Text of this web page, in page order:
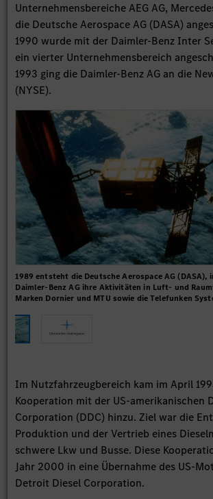
Unternehmensbereiche AEG AG,
die Deutsche Aerospace AG (DASA)
1990 wurde mit der Daimler-Benz Inter
ein vierter Unternehmensbereich
1993 ging die Daimler-Benz AG an die
(NYSE).
1989 entsteht die Deutsche Aerospace AG (DASA),
Daimler-Benz AG ihre Aktivitäten in Luft- und
Marken Dornier und MTU sowie die Telefunken
Im Nutzfahrzeugbereich kam im April
Kooperation mit der US-amerikanischen
Corporation (DDC) hinzu. Ziel war die
Produktion und der Vertrieb eines
schwere Lkw und Busse. Diese
Jahr 2000 in eine Übernahme des US-
Detroit Diesel Corporation.